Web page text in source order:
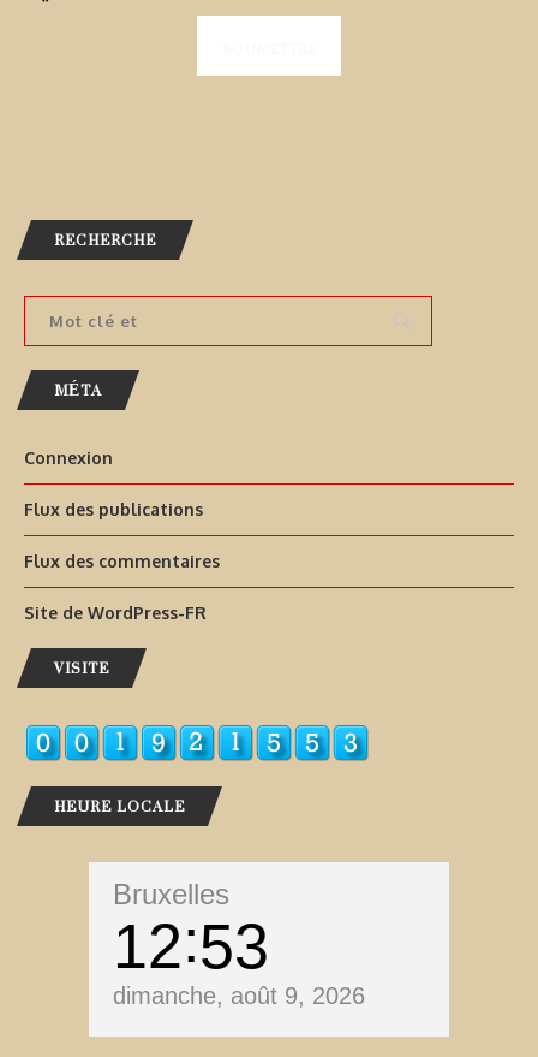
RECHERCHE
MÉTA
Connexion
Flux des publications
Flux des commentaires
Site de WordPress-FR
VISITE
HEURE LOCALE
Bruxelles
12 53
dimanche, août 9, 2026